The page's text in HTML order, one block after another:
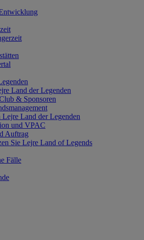
Land der Legenden
& Sponsoren
Land der Legenden
und VPAC
Auftrag
Sie Lejre Land of Legends
Fälle